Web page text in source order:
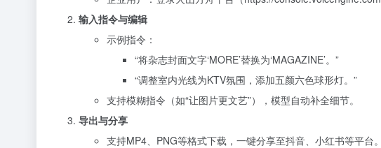
输入指令与编辑
示例指令：
“将杂志封面文字‘MORE’替换为‘MAGAZINE’。”
“调整室内光线为KTV氛围，添加五颜六色球形灯。”
支持模糊指令（如“让图片更文艺”），模型自动补全细节。
导出与分享
支持MP4、PNG等格式下载，一键分享至抖音、小红书等平台。